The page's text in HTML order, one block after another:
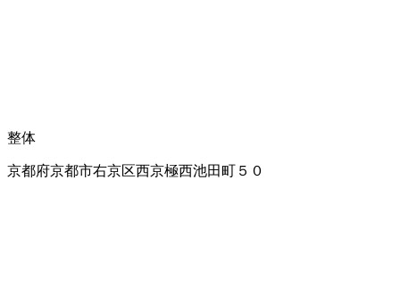
整体
京都府京都市右京区西京極西池田町５０